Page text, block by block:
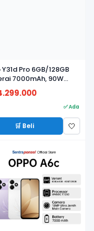
Pro 6GB/128GB
7000mAh, 90W
Kamera 50MP
✅ Ada
🛒 Beli 🤍